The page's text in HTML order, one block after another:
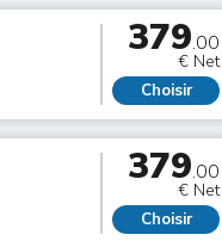
379.00
€ Net
Choisir
379.00
€ Net
Choisir